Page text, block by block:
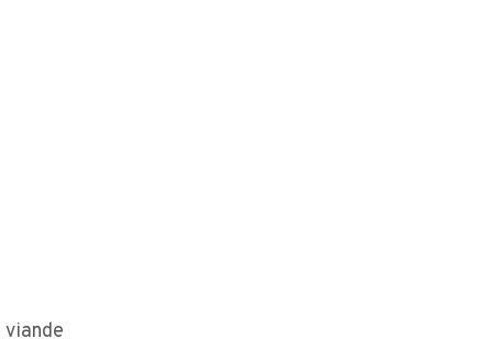
viande